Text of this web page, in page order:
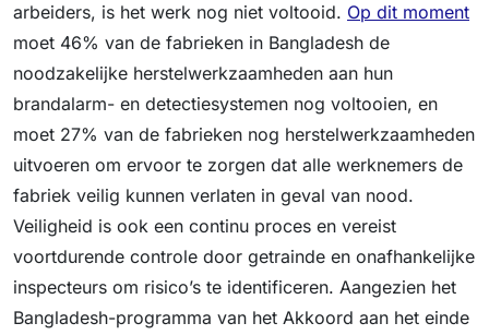
arbeiders, is het werk nog niet voltooid. Op dit moment
moet 46% van de fabrieken in Bangladesh de
noodzakelijke herstelwerkzaamheden aan hun
brandalarm- en detectiesystemen nog voltooien, en
moet 27% van de fabrieken nog herstelwerkzaamheden
uitvoeren om ervoor te zorgen dat alle werknemers de
fabriek veilig kunnen verlaten in geval van nood.
Veiligheid is ook een continu proces en vereist
voortdurende controle door getrainde en onafhankelijke
inspecteurs om risico’s te identificeren. Aangezien het
Bangladesh-programma van het Akkoord aan het einde